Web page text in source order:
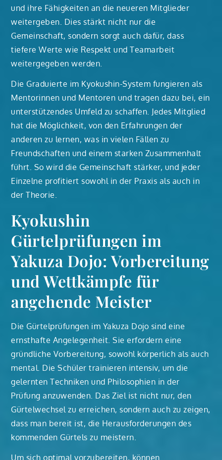
und ihre Fähigkeiten an die neueren Mitglieder
weitergeben. Dies stärkt nicht nur die
Gemeinschaft, sondern sorgt auch dafür, dass
tiefere Werte wie Respekt und Teamarbeit
weitergegeben werden.
Die Graduierte im Kyokushin-System fungieren als
Mentorinnen und Mentoren und tragen dazu bei, ein
unterstützendes Umfeld zu schaffen. Jedes Mitglied
hat die Möglichkeit, von den Erfahrungen der
anderen zu lernen, was in vielen Fällen zu
Freundschaften und einem starken Zusammenhalt
führt. So wird die Gemeinschaft stärker, und jeder
Einzelne profitiert sowohl in der Praxis als auch in
der Theorie.
Kyokushin
Gürtelprüfungen im
Yakuza Dojo: Vorbereitung
und Wettkämpfe für
angehende Meister
Die Gürtelprüfungen im Yakuza Dojo sind eine
ernsthafte Angelegenheit. Sie erfordern eine
gründliche Vorbereitung, sowohl körperlich als auch
mental. Die Schüler trainieren intensiv, um die
gelernten Techniken und Philosophien in der
Prüfung anzuwenden. Das Ziel ist nicht nur, den
Gürtelwechsel zu erreichen, sondern auch zu zeigen,
dass man bereit ist, die Herausforderungen des
kommenden Gürtels zu meistern.
Um sich optimal vorzubereiten, können